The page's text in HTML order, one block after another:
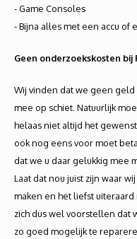
- Game Consoles
- Bijna alles met een accu of
Geen onderzoekskosten bij
Wij vinden dat we geen
mee op schiet. Natuurlijk
helaas niet altijd het
ook nog eens voor moet
dat we u daar gelukkig mee
Laat dat nou juist zijn waar
maken en het liefst
zich dus wel voorstellen dat
zo goed mogelijk te